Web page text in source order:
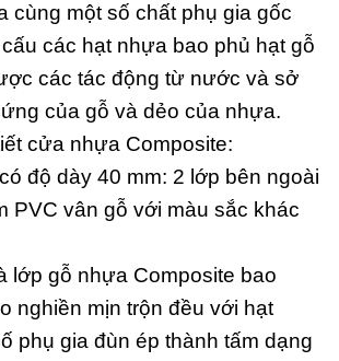
cùng một số chất phụ gia gốc
các hạt nhựa bao phủ hạt gỗ
các tác động từ nước và sở
của gỗ và dẻo của nhựa.
cửa nhựa Composite:
độ dày 40 mm: 2 lớp bên ngoài
PVC vân gỗ với màu sắc khác
lớp gỗ nhựa Composite bao
nghiền mịn trộn đều với hạt
phụ gia đùn ép thành tấm dạng